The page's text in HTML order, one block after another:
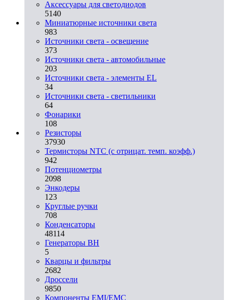
Аксессуары для светодиодов
5140
Миниатюрные источники света
983
Источники света - освещение
373
Источники света - автомобильные
203
Источники света - элементы EL
34
Источники света - светильники
64
Фонарики
108
Резисторы
37930
Термисторы NTC (с отрицат. темп. коэфф.)
942
Потенциометры
2098
Энкодеры
123
Круглые ручки
708
Конденсаторы
48114
Генераторы ВН
5
Кварцы и фильтры
2682
Дроссели
9850
Компоненты EMI/EMC